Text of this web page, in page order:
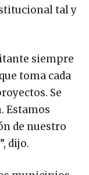
tal y
siempre
toma cada
Se
Estamos
de nuestro
dijo.